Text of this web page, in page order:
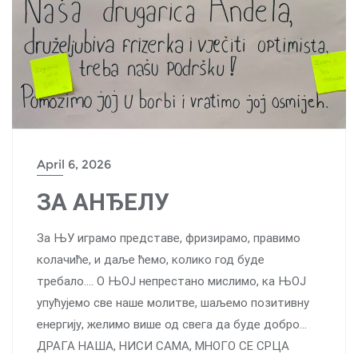
April 6, 2026
ЗА АНЂЕЛУ
За ЊУ играмо представе, фризирамо, правимо
колачиће, и даље ћемо, колико год буде
требало…. О ЊОЈ непрестано мислимо, ка ЊОЈ
упућујемо све наше молитве, шаљемо позитивну
енергију, желимо више од свега да буде добро…
ДРАГА НАША, НИСИ САМА, МНОГО СЕ СРЦА